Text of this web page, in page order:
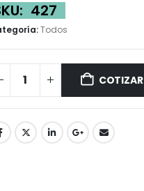
427
Todos
COTIZAR